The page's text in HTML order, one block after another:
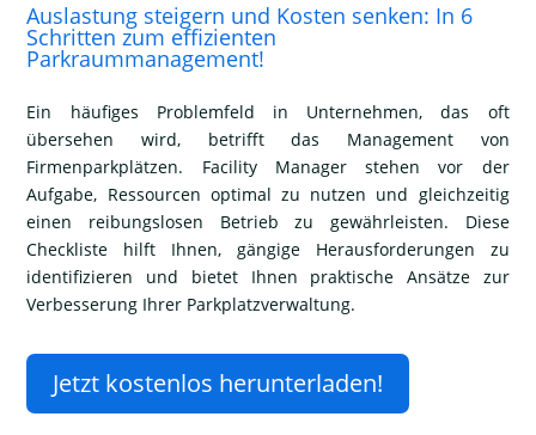
Auslastung steigern und Kosten senken: In 6
Schritten zum effizienten
Parkraummanagement!
Ein häufiges Problemfeld in Unternehmen, das oft
übersehen wird, betrifft das Management von
Firmenparkplätzen. Facility Manager stehen vor der
Aufgabe, Ressourcen optimal zu nutzen und gleichzeitig
einen reibungslosen Betrieb zu gewährleisten. Diese
Checkliste hilft Ihnen, gängige Herausforderungen zu
identifizieren und bietet Ihnen praktische Ansätze zur
Verbesserung Ihrer Parkplatzverwaltung.
Jetzt kostenlos herunterladen!